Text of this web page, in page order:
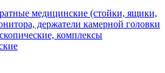
медицинские (стойки, ящики,
держатели камерной головки
комплексы